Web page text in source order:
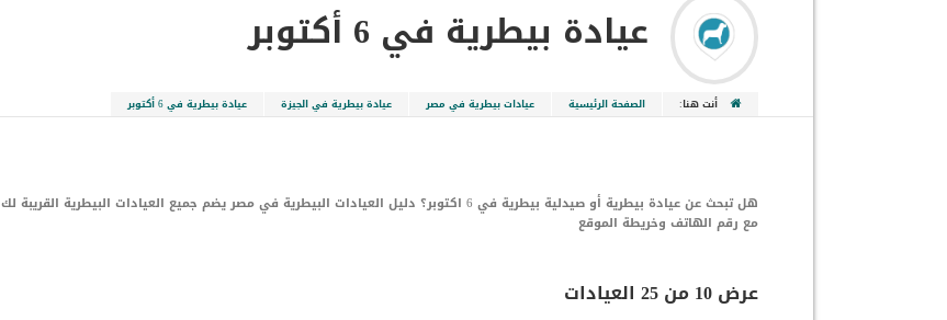
عيادة بيطرية في 6 أكتوبر
أنت هنا: الصفحة الرئيسية عيادات بيطرية في مصر عيادة بيطرية في الجيزة عيادة بيطرية في 6 أكتوبر
هل تبحث عن عيادة بيطرية أو صيدلية بيطرية في 6 اكتوبر؟ دليل العيادات البيطرية في مصر يضم جميع العيادات البيطرية القريبة لك
مع رقم الهاتف وخريطة الموقع
عرض 10 من 25 العيادات